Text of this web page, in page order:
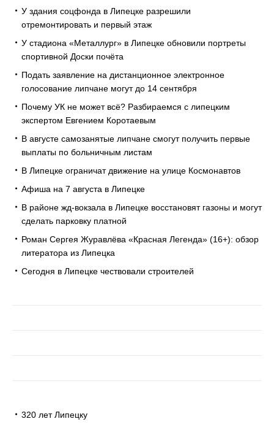
У здания соцфонда в Липецке разрешили
отремонтировать и первый этаж
У стадиона «Металлург» в Липецке обновили портреты
спортивной Доски почёта
Подать заявление на дистанционное электронное
голосование липчане могут до 14 сентября
Почему УК не может всё? Разбираемся с липецким
экспертом Евгением Коротаевым
В августе самозанятые липчане смогут получить первые
выплаты по больничным листам
В Липецке ограничат движение на улице Космонавтов
Афиша на 7 августа в Липецке
В районе жд-вокзала в Липецке восстановят газоны и могут
сделать парковку платной
Роман Сергея Журавлёва «Красная Легенда» (16+): обзор
литератора из Липецка
Сегодня в Липецке чествовали строителей
320 лет Липецку